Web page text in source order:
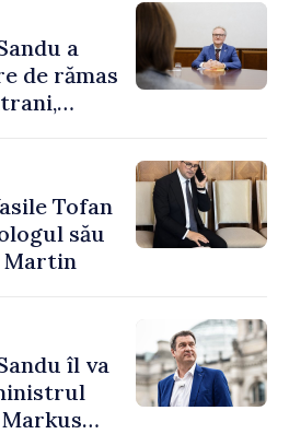
a
de rămas
în
Tofan
său
Martin
îl va